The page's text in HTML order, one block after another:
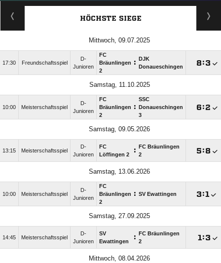
HÖCHSTE SIEGE
Mittwoch, 09.07.2025
17:30 Freundschaftsspiel
D-
Junioren
FC
Bräunlingen
2
:
DJK
Donaueschingen
:
Samstag, 11.10.2025
10:00 Meisterschaftsspiel
D-
Junioren
FC
Bräunlingen
2
:
SSC
Donaueschingen
3
:
Samstag, 09.05.2026
13:15 Meisterschaftsspiel
D-
Junioren
FC
Löffingen 2
:
FC Bräunlingen
2
:
Samstag, 13.06.2026
10:00 Meisterschaftsspiel
D-
Junioren
FC
Bräunlingen
2
: SV Ewattingen :
Samstag, 27.09.2025
14:45 Meisterschaftsspiel
D-
Junioren
SV
Ewattingen
:
FC Bräunlingen
2
:
Mittwoch, 08.04.2026